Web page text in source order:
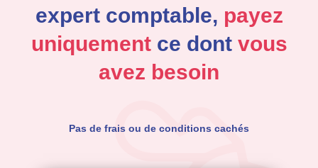
expert comptable, payez
uniquementce dont vous
avez besoin
Pas de frais ou de conditions cachés